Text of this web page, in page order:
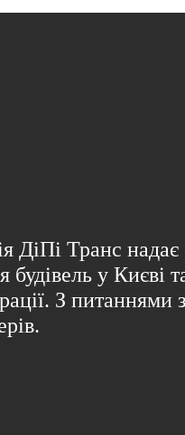
ДіПі Транс надає
будівель у Києві
З питаннями